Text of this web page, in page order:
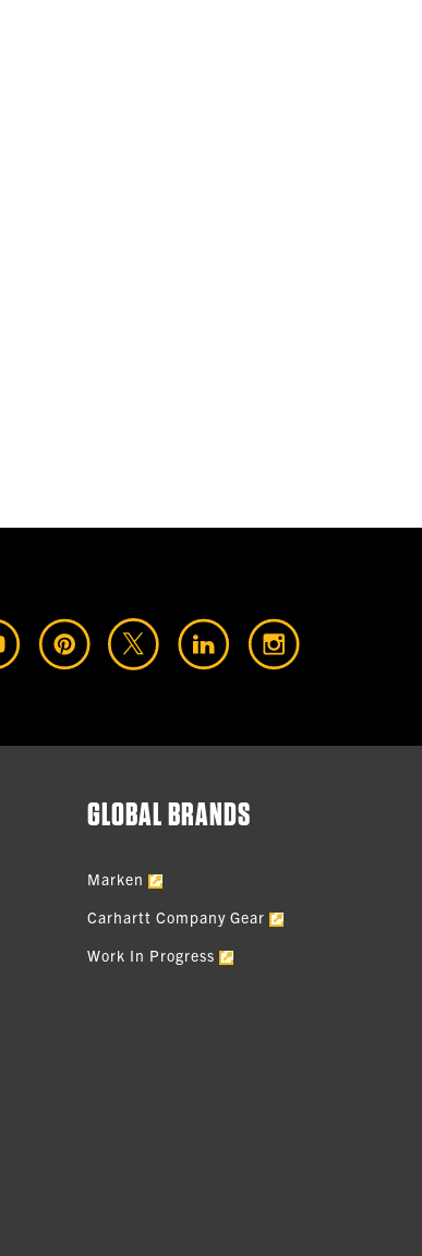
GLOBAL BRANDS
Marken
Carhartt Company Gear
Work In Progress